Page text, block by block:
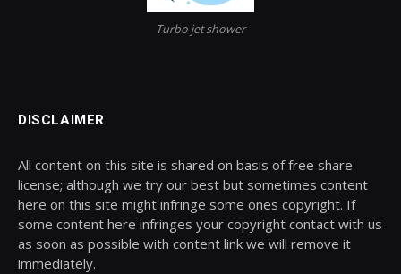
Turbo jet shower
DISCLAIMER
All content on this site is shared on basis of free share
license; although we try our best but sometimes content
here on this site might infringe some ones copyright. If
some content here infringes your copyright contact with us
as soon as possible with content link we will remove it
immediately.